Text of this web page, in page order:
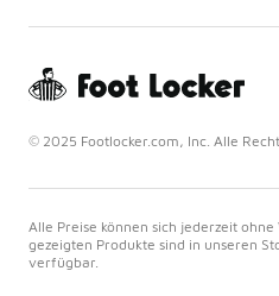
© 2025 Footlocker.com, Inc. Alle
Alle Preise können sich jederzeit
gezeigten Produkte sind in unseren
verfügbar.